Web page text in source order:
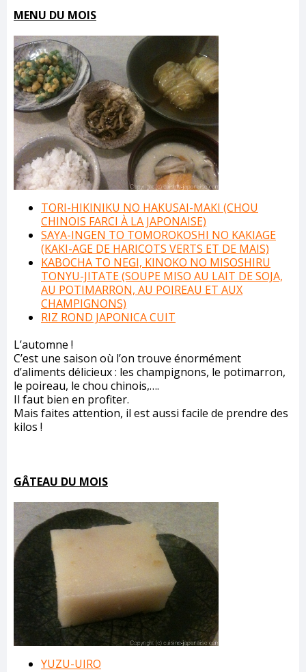
MENU DU MOIS
TORI-HIKINIKU NO HAKUSAI-MAKI (CHOU
CHINOIS FARCI À LA JAPONAISE)
SAYA-INGEN TO TOMOROKOSHI NO KAKIAGE
(KAKI-AGE DE HARICOTS VERTS ET DE MAIS)
KABOCHA TO NEGI, KINOKO NO MISOSHIRU
TONYU-JITATE (SOUPE MISO AU LAIT DE SOJA,
AU POTIMARRON, AU POIREAU ET AUX
CHAMPIGNONS)
RIZ ROND JAPONICA CUIT
L’automne !
C’est une saison où l’on trouve énormément
d’aliments délicieux : les champignons, le potimarron,
le poireau, le chou chinois,….
Il faut bien en profiter.
Mais faites attention, il est aussi facile de prendre des
kilos !
GÂTEAU DU MOIS
YUZU-UIRO